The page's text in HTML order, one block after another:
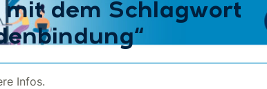
dem Schlagwort
Infos.